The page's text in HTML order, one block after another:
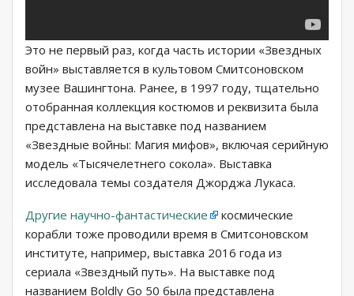
Это не первый раз, когда часть истории «Звездных
войн» выставляется в культовом Смитсоновском
музее Вашингтона. Ранее, в 1997 году, тщательно
отобранная коллекция костюмов и реквизита была
представлена ​​на выставке под названием
«Звездные войны: Магия мифов», включая серийную
модель «Тысячелетнего сокола». Выставка
исследовала темы создателя Джорджа Лукаса.
Другие научно-фантастические
космические
корабли тоже проводили время в Смитсоновском
институте, например, выставка 2016 года из
сериала «Звездный путь». На выставке под
названием Boldly Go 50 была представлена ​​